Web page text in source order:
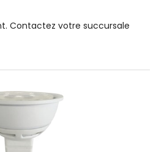
Contactez votre succursale